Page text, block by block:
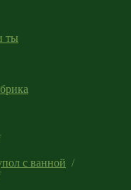
ты
с ванной